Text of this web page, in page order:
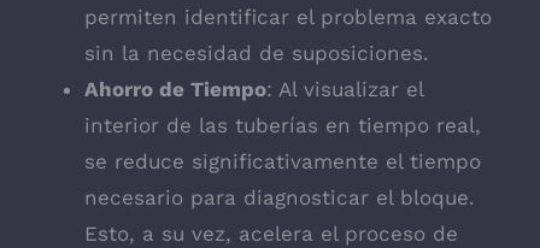
permiten identificar el problema exacto
sin la necesidad de suposiciones.
Ahorro de Tiempo: Al visualizar el
interior de las tuberías en tiempo real,
se reduce significativamente el tiempo
necesario para diagnosticar el bloque.
Esto, a su vez, acelera el proceso de